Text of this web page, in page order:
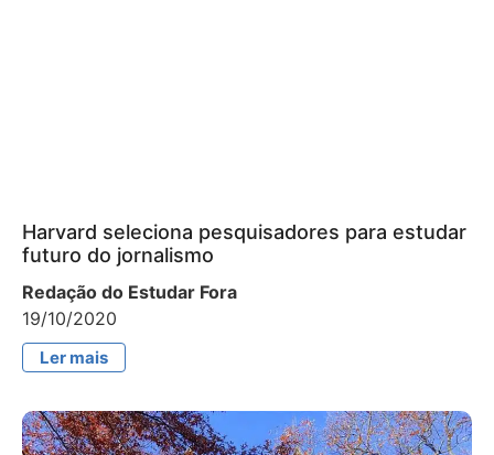
Harvard seleciona pesquisadores para estudar
futuro do jornalismo
Redação do Estudar Fora
19/10/2020
Ler mais